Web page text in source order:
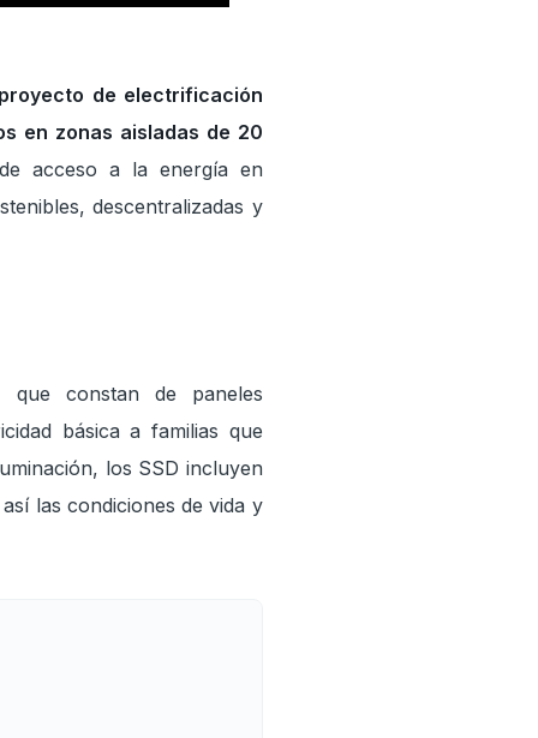
de electrificación
en zonas aisladas de 20
acceso a la energía en
descentralizadas y
que constan de paneles
básica a familias que
los SSD incluyen
las condiciones de vida y